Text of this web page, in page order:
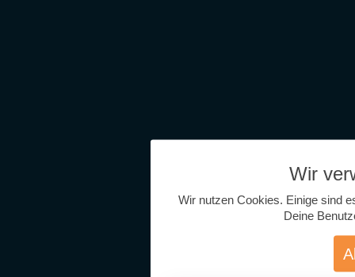
Wir
Wir nutzen Cookies. Einige sind
Deine